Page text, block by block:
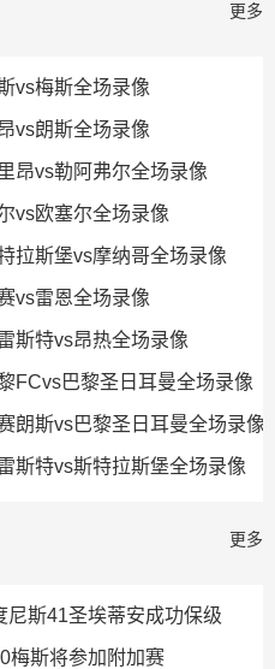
更多
vs梅斯全场录像
vs朗斯全场录像
昂vs勒阿弗尔全场录像
vs欧塞尔全场录像
拉斯堡vs摩纳哥全场录像
vs雷恩全场录像
斯特vs昂热全场录像
FCvs巴黎圣日耳曼全场录像
朗斯vs巴黎圣日耳曼全场录像
斯特vs斯特拉斯堡全场录像
更多
尼斯41圣埃蒂安成功保级
梅斯将参加附加赛